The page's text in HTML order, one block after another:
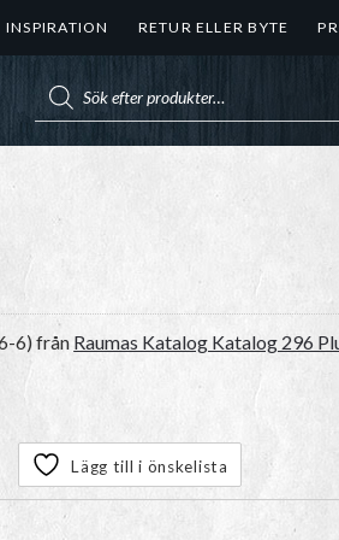
INSPIRATION RETUR ELLER BYTE
6)från Raumas Katalog Katalog 296
Lägg till i önskelista